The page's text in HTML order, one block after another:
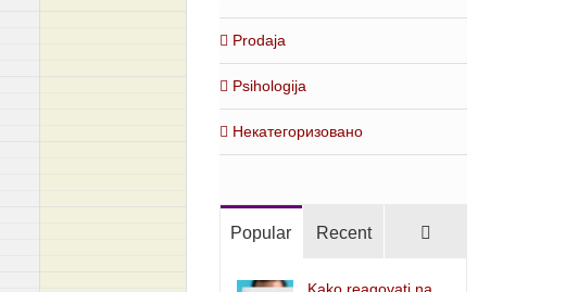
Prodaja
Psihologija
Некатегоризовано
Popular Recent
Kako reagovati na